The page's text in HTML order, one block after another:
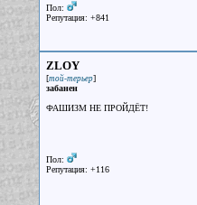
Пол:
Репутация: +841
ZLOY
[той-терьер]
забанен
ФАШИЗМ НЕ ПРОЙДЁТ!
Пол:
Репутация: +116